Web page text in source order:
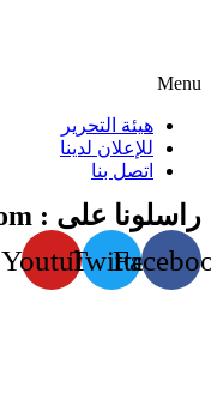
Menu
هيئة التحرير
للإعلان لدينا
اتصل بنا
راسلونا على : chaouenpress1@gmail.com
Twitter
Youtube